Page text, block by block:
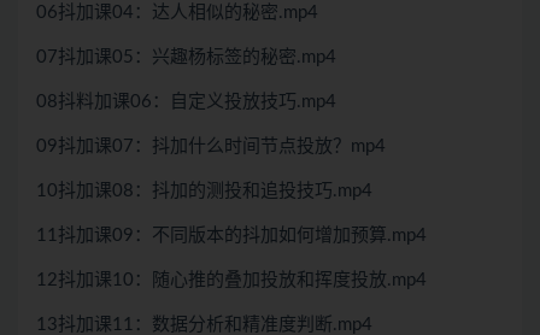
06抖加课04：达人相似的秘密.mp4
07抖加课05：兴趣杨标签的秘密.mp4
08抖料加课06：自定义投放技巧.mp4
09抖加课07：抖加什么时间节点投放？mp4
10抖加课08：抖加的测投和追投技巧.mp4
11抖加课09：不同版本的抖加如何增加预算.mp4
12抖加课10：随心推的叠加投放和挥度投放.mp4
13抖加课11：数据分析和精准度判断.mp4